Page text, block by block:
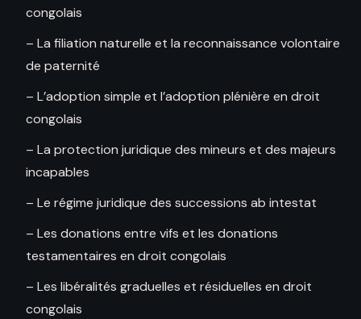
congolais
– La filiation naturelle et la reconnaissance volontaire
de paternité
– L’adoption simple et l’adoption plénière en droit
congolais
– La protection juridique des mineurs et des majeurs
incapables
– Le régime juridique des successions ab intestat
– Les donations entre vifs et les donations
testamentaires en droit congolais
– Les libéralités graduelles et résiduelles en droit
congolais